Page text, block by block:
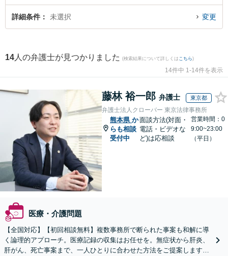
のトラブル解決の実績豊富な近くの弁護士を検索したい』『初回相談無料で医
療・介護問題を法律相談できる熊本県内の弁護士に相談予約したい』などでお
詳細条件 未選択 変更
14 人の弁護士が見つかりました (検索結果について詳しくは こちら)
14件中 1-14件を表示
藤林 裕一郎 弁護士 東京都
弁護士法人クローバー 東京法律事務所
熊本県 か
らも相談
受付中
面談方法(対面・
電話・ビデオな
ど)は応相談
営業時間：0
9:00~23:00
（平日）
医療・介護問題
【全国対応】【初回相談無料】複数事務所で断られた事案も和解に導
く論理的アプローチ。医療記録の収集はお任せを。無症状から肝炎、
肝がん、死亡事案まで、一人ひとりに合わせた方法をご提案します。